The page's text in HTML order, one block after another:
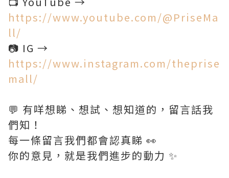
https://www.youtube.com/@PriseMa
ll/
📷 IG →
https://www.instagram.com/theprise
mall/
💬 有咩想睇、想試、想知道的，留言話我
們知！
每一條留言我們都會認真睇 👀
你的意見，就是我們進步的動力 ✨